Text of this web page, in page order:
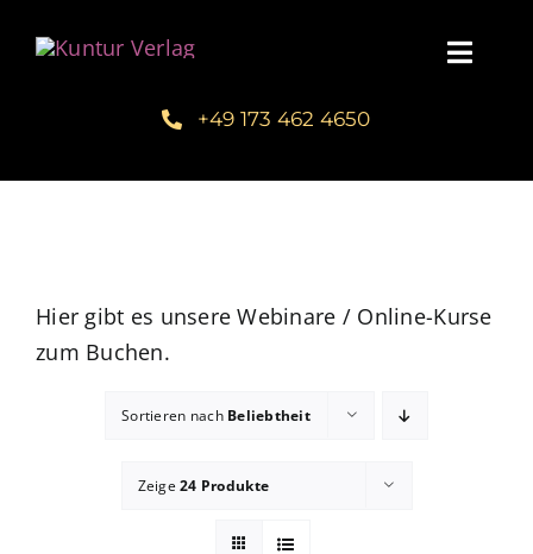
Inhalt
+49 173 462 4650
Hier gibt es unsere Webinare / Online-Kurse
zum Buchen.
Sortieren nach Beliebtheit
Zeige24 Produkte